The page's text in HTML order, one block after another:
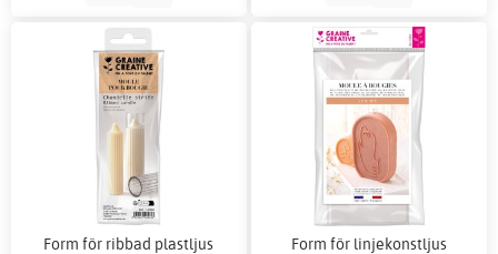
Form för ribbad plastljus Form för linjekonstljus